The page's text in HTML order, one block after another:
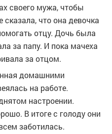
своего мужа, чтобы
сказала, что она девочка
отцу. Дочь была
за папу. И пока мачеха
за отцом.
домашними
на работе.
настроении.
В итоге с голоду они
заботилась.